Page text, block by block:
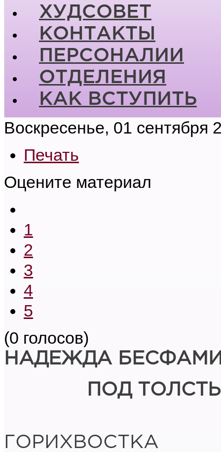
ХУДСОВЕТ
КОНТАКТЫ
ПЕРСОНАЛИИ
ОТДЕЛЕНИЯ
КАК ВСТУПИТЬ
Воскресенье, 01 сентября
Печать
Оцените материал
1
2
3
4
5
(0 голосов)
НАДЕЖДА
ПОД
ГОРИХВОСТКА